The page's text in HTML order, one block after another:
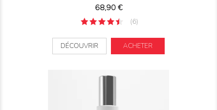
Prix
68,90 €
(6)
DÉCOUVRIR ACHETER